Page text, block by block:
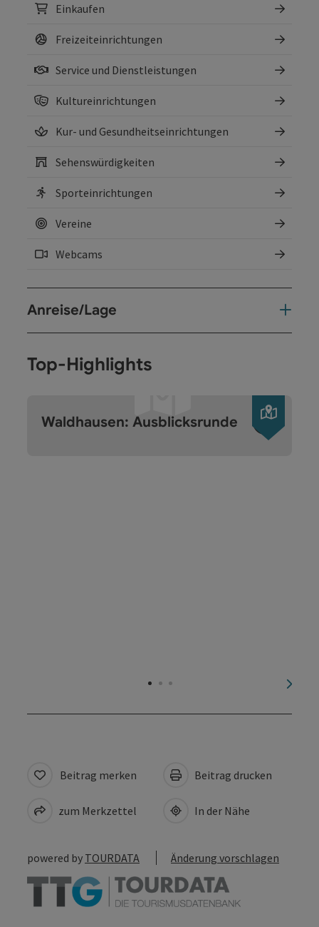
Einkaufen
Freizeiteinrichtungen
Service und Dienstleistungen
Kultureinrichtungen
Kur- und Gesundheitseinrichtungen
Sehenswürdigkeiten
Sporteinrichtungen
Vereine
Webcams
Anreise/Lage
Top-Highlights
Waldhausen: Ausblicksrunde
Beitrag merken
zum Merkzettel
Beitrag drucken
In der Nähe
powered by TOURDATA Änderung vorschlagen